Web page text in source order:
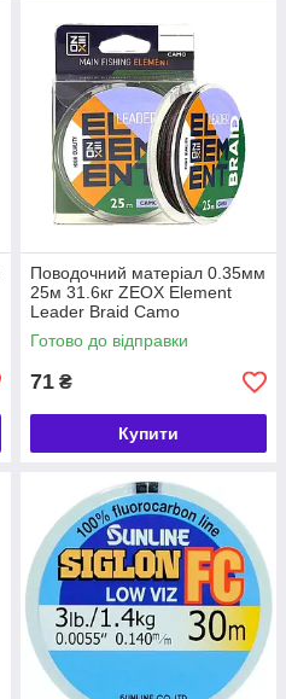
Поводочний матеріал 0.35мм
25м 31.6кг ZEOX Element
Leader Braid Camo
Готово до відправки
71 ₴
Купити